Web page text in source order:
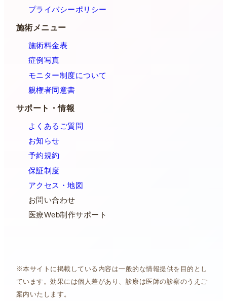
プライバシーポリシー
施術メニュー
施術料金表
症例写真
モニター制度について
親権者同意書
サポート・情報
よくあるご質問
お知らせ
予約規約
保証制度
アクセス・地図
お問い合わせ
医療Web制作サポート
※本サイトに掲載している内容は一般的な情報提供を目的とし
ています。効果には個人差があり、診療は医師の診察のうえご
案内いたします。